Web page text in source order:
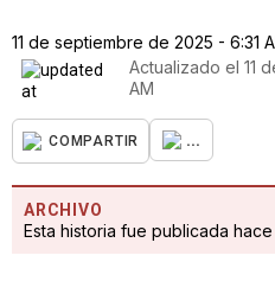
11 de septiembre de 2025 - 6:31
Actualizado el11
AM
COMPARTIR ...
ARCHIVO
Esta historia fue publicada hace